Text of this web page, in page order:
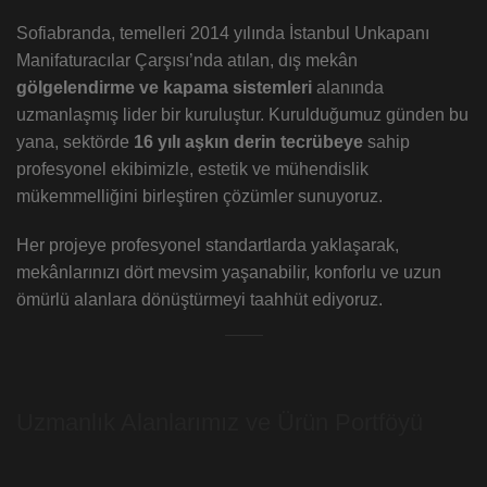
Sofiabranda, temelleri 2014 yılında İstanbul Unkapanı
Manifaturacılar Çarşısı’nda atılan, dış mekân
gölgelendirme ve kapama sistemleri alanında
uzmanlaşmış lider bir kuruluştur. Kurulduğumuz günden bu
yana, sektörde 16 yılı aşkın derin tecrübeye sahip
profesyonel ekibimizle, estetik ve mühendislik
mükemmelliğini birleştiren çözümler sunuyoruz.
Her projeye profesyonel standartlarda yaklaşarak,
mekânlarınızı dört mevsim yaşanabilir, konforlu ve uzun
ömürlü alanlara dönüştürmeyi taahhüt ediyoruz.